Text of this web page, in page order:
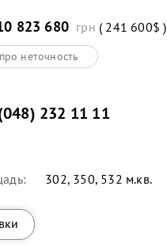
823 680 грн ( 241 600$ )
неточность
232 11 11
302, 350, 532 м.кв.